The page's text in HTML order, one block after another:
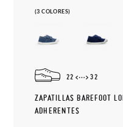
(3 COLORES)
22 32
ZAPATILLAS BAREFOOT
ADHERENTES